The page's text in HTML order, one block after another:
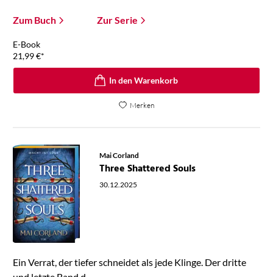
Zum Buch Zur Serie
E-Book
21,99€*
In den Warenkorb
Merken
Mai Corland
Three Shattered Souls
30.12.2025
Ein Verrat, der tiefer schneidet als jede Klinge. Der dritte